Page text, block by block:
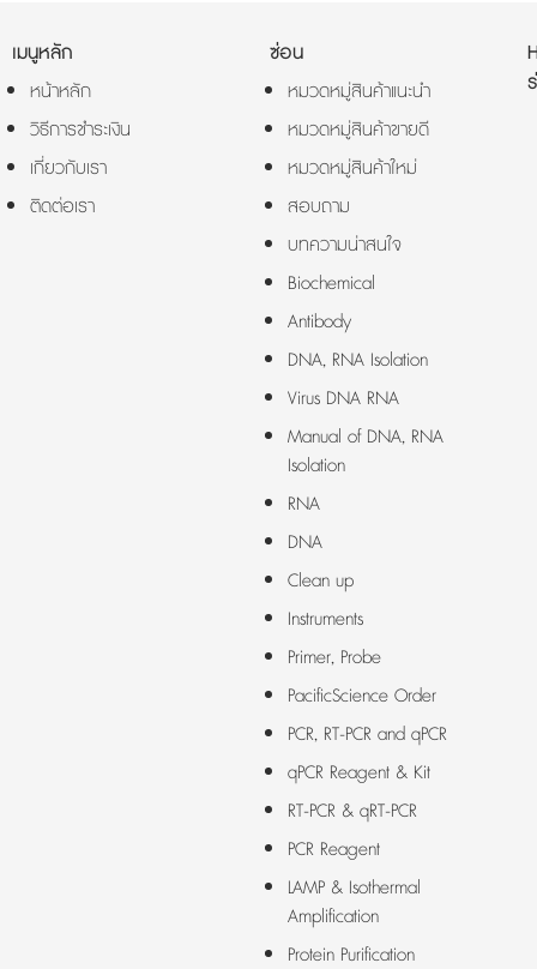
เมนูหลัก
หน้าหลัก
วิธีการชำระเงิน
เกี่ยวกับเรา
ติดต่อเรา
ซ่อน
หมวดหมู่สินค้าแนะนำ
หมวดหมู่สินค้าขายดี
หมวดหมู่สินค้าใหม่
สอบถาม
บทความน่าสนใจ
Biochemical
Antibody
DNA, RNA Isolation
Virus DNA RNA
Manual of DNA, RNA
Isolation
RNA
DNA
Clean up
Instruments
Primer, Probe
PacificScience Order
PCR, RT-PCR and qPCR
qPCR Reagent & Kit
RT-PCR & qRT-PCR
PCR Reagent
LAMP & Isothermal
Amplification
Protein Purification